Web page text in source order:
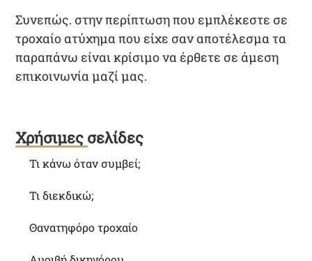
Συνεπώς. στην περίπτωση που εμπλέκεστε σε
τροχαίο ατύχημα που είχε σαν αποτέλεσμα τα
παραπάνω είναι κρίσιμο να έρθετε σε άμεση
επικοινωνία μαζί μας.
Χρήσιμες σελίδες
Τι κάνω όταν συμβεί;
Τι διεκδικώ;
Θανατηφόρο τροχαίο